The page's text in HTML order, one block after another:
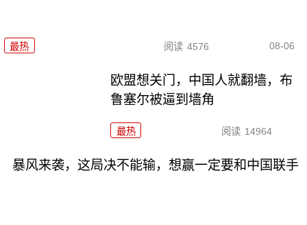
最热 阅读 4576 08-06
欧盟想关门，中国人就翻墙，布
鲁塞尔被逼到墙角
最热 阅读 14964
暴风来袭，这局决不能输，想赢一定要和中国联手